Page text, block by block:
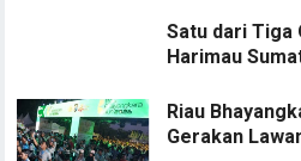
Satu dari Tiga
Harimau
Riau
Gerakan